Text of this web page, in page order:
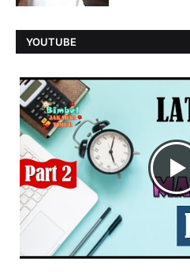
YOUTUBE